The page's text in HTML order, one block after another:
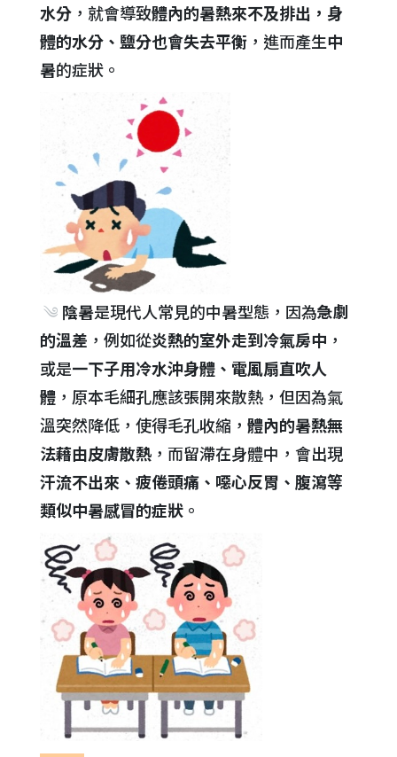
水分 ，就會導致體內的暑熱來不及排出，身
體的水分、鹽分也會失去平衡 ，進而產生中
暑的症狀。
༄ 陰暑是現代人常見的中暑型態，因為急劇
的溫差 ，例如從炎熱的室外走到冷氣房中 ，
或是一下子用冷水沖身體、電風扇直吹人
體 ，原本毛細孔應該張開來散熱，但因為氣
溫突然降低，使得毛孔收縮， 體內的暑熱無
法藉由皮膚散熱 ，而留滯在身體中，會出現
汗流不出來、疲倦頭痛、噁心反胃、腹瀉等
類似中暑感冒的症狀 。